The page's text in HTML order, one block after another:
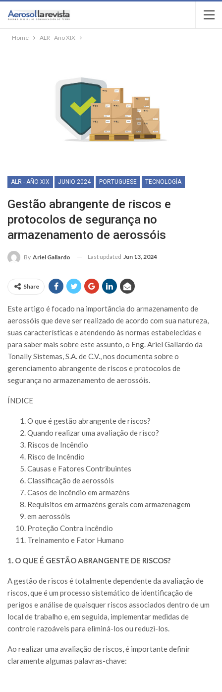
Home ALR - Año XIX
ALR - AÑO XIX JUNIO 2024 PORTUGUESE TECNOLOGÍA
Gestão abrangente de riscos e
protocolos de segurança no
armazenamento de aerossóis
By Ariel Gallardo Last updated Jun 13, 2024
Share
Este artigo é focado na importância do armazenamento de
aerossóis que deve ser realizado de acordo com sua natureza,
suas características e atendendo às normas estabelecidas e
para saber mais sobre este assunto, o Eng. Ariel Gallardo da
Tonally Sistemas, S.A. de C.V., nos documenta sobre o
gerenciamento abrangente de riscos e protocolos de
segurança no armazenamento de aerossóis.
ÍNDICE
O que é gestão abrangente de riscos?
Quando realizar uma avaliação de risco?
Riscos de Incêndio
Risco de Incêndio
Causas e Fatores Contribuintes
Classificação de aerossóis
Casos de incêndio em armazéns
Requisitos em armazéns gerais com armazenagem
em aerossóis
Proteção Contra Incêndio
Treinamento e Fator Humano
1. O QUE É GESTÃO ABRANGENTE DE RISCOS?
A gestão de riscos é totalmente dependente da avaliação de
riscos, que é um processo sistemático de identificação de
perigos e análise de quaisquer riscos associados dentro de um
local de trabalho e, em seguida, implementar medidas de
controle razoáveis para eliminá-los ou reduzi-los.
Ao realizar uma avaliação de riscos, é importante definir
claramente algumas palavras-chave: